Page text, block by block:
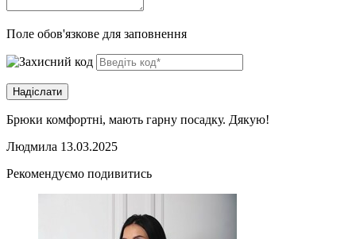
Поле обов'язкове для заповнення
Брюки комфортні, мають гарну посадку. Дякую!
Людмила 13.03.2025
Рекомендуємо подивитись